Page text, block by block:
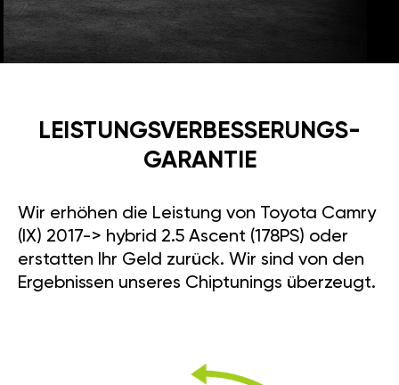
LEISTUNGSVERBESSE­RUNGS­
GARANTIE
Wir erhöhen die Leistung von Toyota Camry
(IX) 2017-> hybrid 2.5 Ascent (178PS) oder
erstatten Ihr Geld zurück. Wir sind von den
Ergebnissen unseres Chiptunings überzeugt.